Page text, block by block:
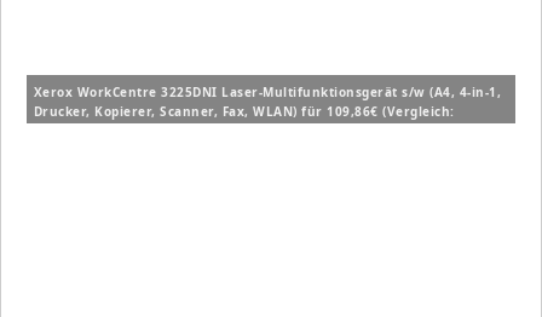
Xerox WorkCentre 3225DNI Laser-Multifunktionsgerät s/w (A4, 4-in-1,
Drucker, Kopierer, Scanner, Fax, WLAN) für 109,86€ (Vergleich: